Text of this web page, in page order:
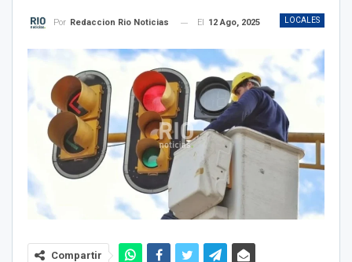
LOCALES
Por Redaccion Rio Noticias El 12 Ago, 2025
Compartir